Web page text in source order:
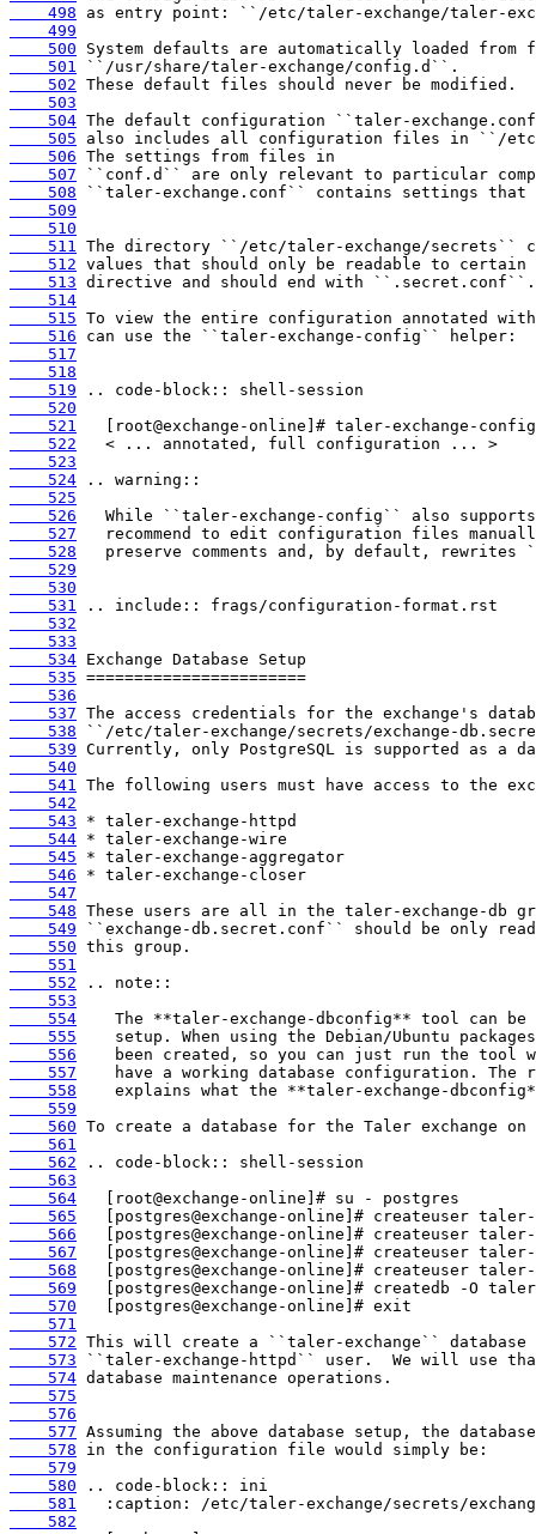
    498
    499
    500
    501
    502
    503
    504
    505
    506
    507
    508
    509
    510
    511
    512
    513
    514
    515
    516
    517
    518
    519
    520
    521
    522
    523
    524
    525
    526
    527
    528
    529
    530
    531
    532
    533
    534
    535
    536
    537
    538
    539
    540
    541
    542
    543
    544
    545
    546
    547
    548
    549
    550
    551
    552
    553
    554
    555
    556
    557
    558
    559
    560
    561
    562
    563
    564
    565
    566
    567
    568
    569
    570
    571
    572
    573
    574
    575
    576
    577
    578
    579
    580
    581
    582